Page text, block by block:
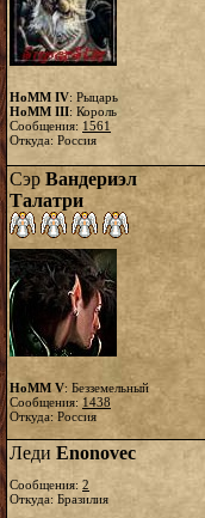
HoMM IV: Рыцарь
HoMM III: Король
Сообщения: 1561
Откуда: Россия
Сэр Вандериэл
Талатри
HoMM V: Безземельный
Сообщения: 1438
Откуда: Россия
Леди Enonovec
Сообщения: 2
Откуда: Бразилия